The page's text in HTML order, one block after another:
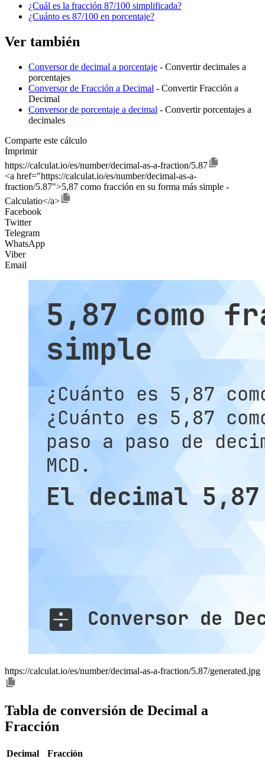
¿Cuál es la fracción 87/100 simplificada?
¿Cuánto es 87/100 en porcentaje?
Ver también
Conversor de decimal a porcentaje - Convertir decimales a
porcentajes
Conversor de Fracción a Decimal - Convertir Fracción a
Decimal
Conversor de porcentaje a decimal - Convertir porcentajes a
decimales
Comparte este cálculo
Imprimir
https://calculat.io/es/number/decimal-as-a-fraction/5.87
<a href="https://calculat.io/es/number/decimal-as-a-
fraction/5.87">5,87 como fracción en su forma más simple -
Calculatio</a>
Facebook
Twitter
Telegram
WhatsApp
Viber
Email
https://calculat.io/es/number/decimal-as-a-fraction/5.87/generated.jpg
Tabla de conversión de Decimal a
Fracción
Decimal
Fracción